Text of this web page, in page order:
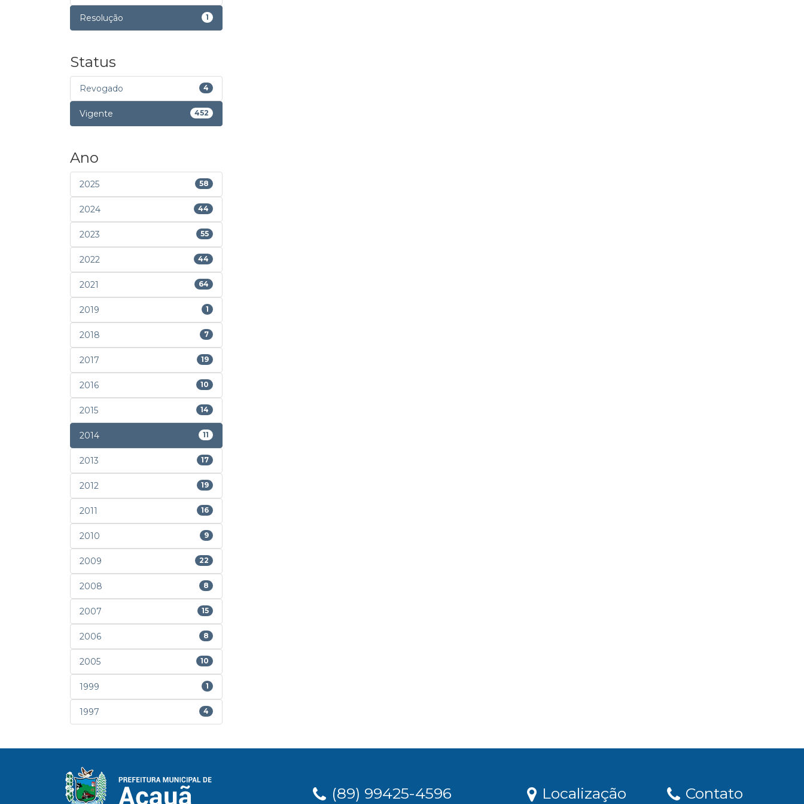
Resolução 1
Status
Revogado 4
Vigente 452
Ano
2025 58
2024 44
2023 55
2022 44
2021 64
2019 1
2018 7
2017 19
2016 10
2015 14
2014 11
2013 17
2012 19
2011 16
2010 9
2009 22
2008 8
2007 15
2006 8
2005 10
1999 1
1997 4
(89) 99425-4596 Localização Contato